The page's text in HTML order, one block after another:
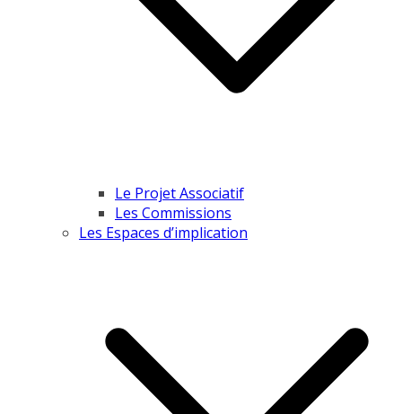
Le Projet Associatif
Les Commissions
Les Espaces d’implication